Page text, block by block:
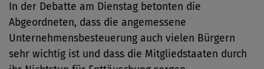
In der Debatte am Dienstag betonten die
Abgeordneten, dass die angemessene
Unternehmensbesteuerung auch vielen Bürgern
sehr wichtig ist und dass die Mitgliedstaaten durch